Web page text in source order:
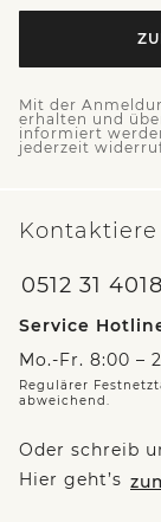
Mit der
erhalten und
informiert
jederzeit
Kontaktiere
0512 31 4018
Service
Mo.-Fr. 8:00 –
Regulärer
abweichend.
Oder schreib
Hier geht’s